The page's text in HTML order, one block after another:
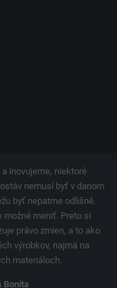
inovujeme, niektoré
nemusí byť v danom
byť nepatrne odlišné.
možné meniť. Preto si
právo zmien, a to ako
výrobkov, najmä na
materiáloch.
Bonita